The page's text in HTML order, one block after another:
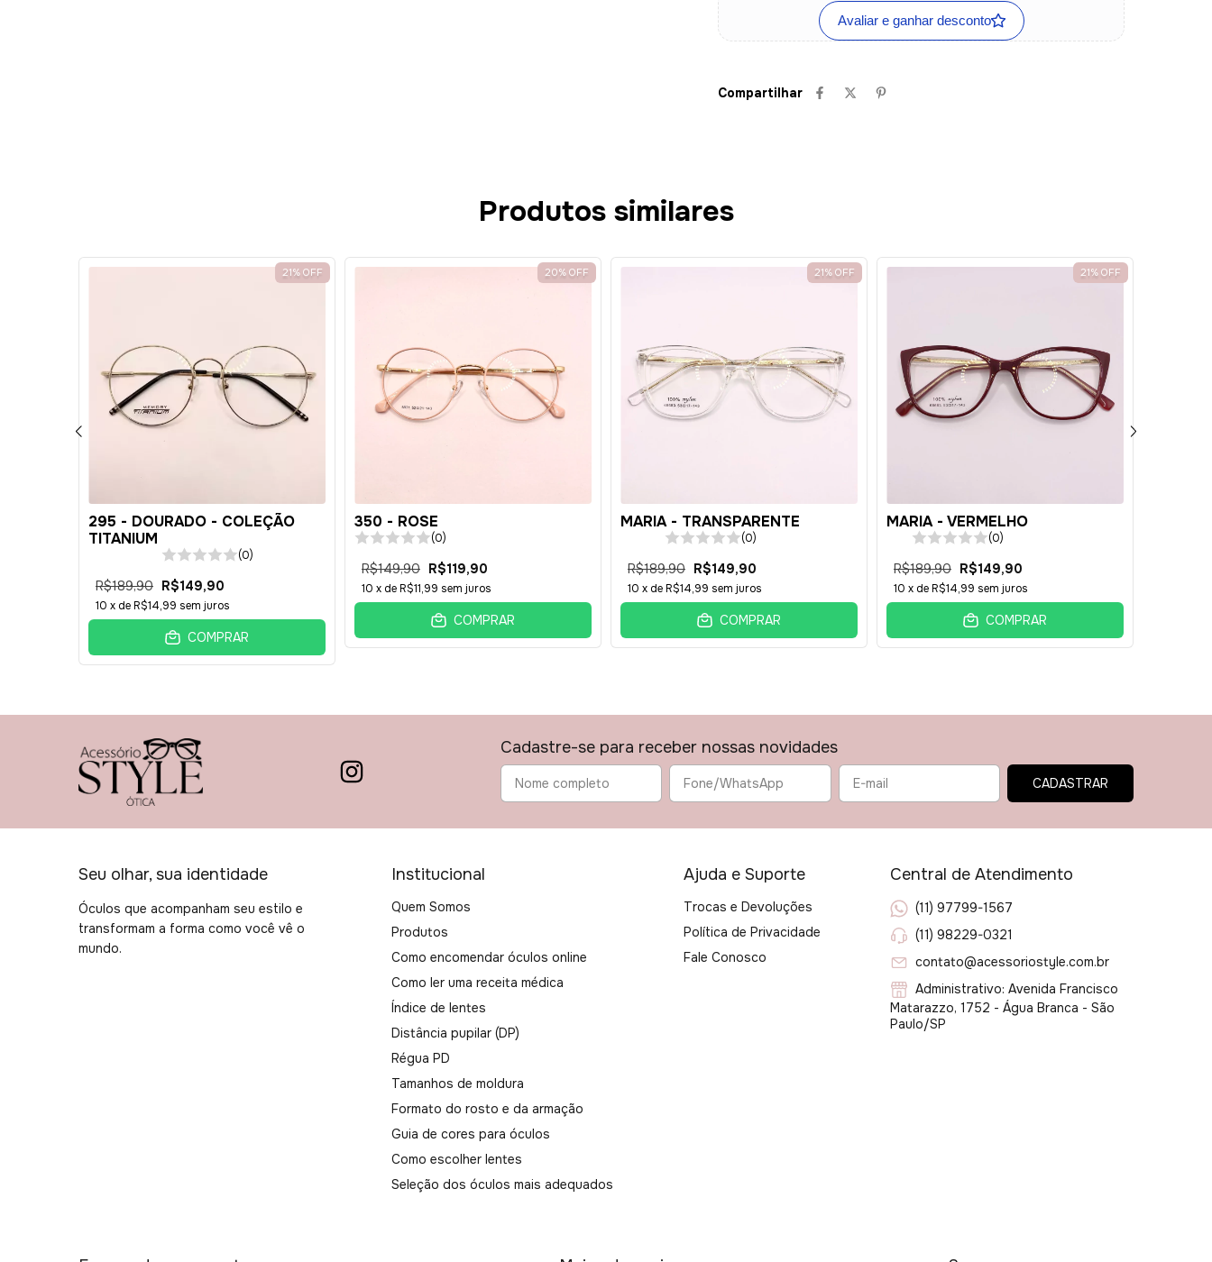
Avaliar e ganhar desconto
Compartilhar
Produtos similares
21% OFF
295 - DOURADO - COLEÇÃO
TITANIUM
(0)
R$189,90 R$149,90
10 x deR$14,99 sem juros
COMPRAR
20% OFF
350 - ROSE
(0)
R$149,90 R$119,90
10 x deR$11,99 sem juros
COMPRAR
21% OFF
MARIA - TRANSPARENTE
(0)
R$189,90 R$149,90
10 x deR$14,99 sem juros
COMPRAR
21% OFF
MARIA - VERMELHO
(0)
R$189,90 R$149,90
10 x deR$14,99 sem juros
COMPRAR
Cadastre-se para receber nossas novidades
Seu olhar, sua identidade
Óculos que acompanham seu estilo e
transformam a forma como você vê o
mundo.
Institucional
Quem Somos
Produtos
Como encomendar óculos online
Como ler uma receita médica
Índice de lentes
Distância pupilar (DP)
Régua PD
Tamanhos de moldura
Formato do rosto e da armação
Guia de cores para óculos
Como escolher lentes
Seleção dos óculos mais adequados
Ajuda e Suporte
Trocas e Devoluções
Política de Privacidade
Fale Conosco
Central de Atendimento
(11) 97799-1567
(11) 98229-0321
contato@acessoriostyle.com.br
Administrativo: Avenida Francisco
Matarazzo, 1752 - Água Branca - São
Paulo/SP